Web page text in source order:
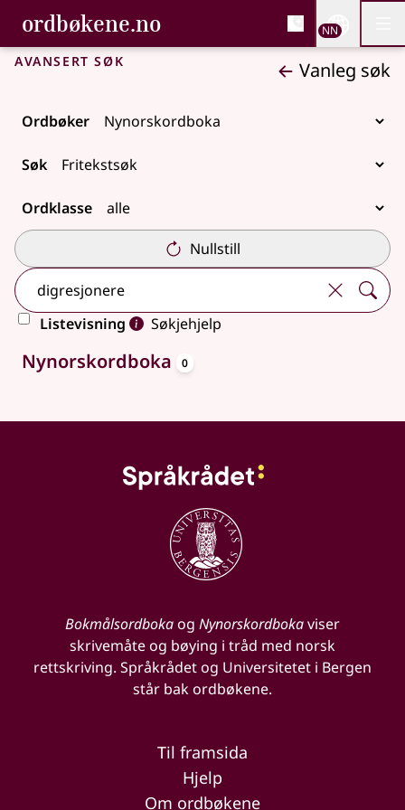
Gå til hovudinnhald
Tilgjenge
ordbøkene.no, Bokmålsordboka og
Bokmålsordboka og Nynorskordboka
NN
Avansert søk Vanleg søk
Ordbøker
Søk
Ordklasse
Nullstill
Listevisning
Søkjehjelp
Ingen treff
Nynorskordboka 0
Bokmålsordbokaog Nynorskordbokaviser
skrivemåte og bøying i tråd med norsk
rettskriving. Språkrådet og Universitetet i Bergen
står bak ordbøkene.
Til framsida
Hjelp
Om ordbøkene